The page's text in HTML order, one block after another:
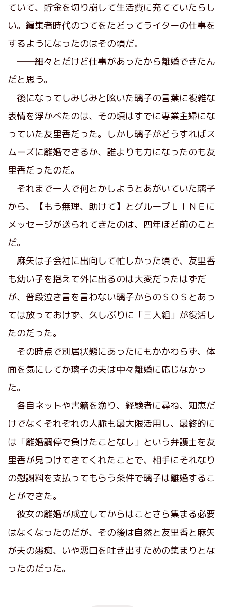
ていて、貯金を切り崩して生活費に充てていたらし
い。編集者時代のつてをたどってライターの仕事を
するようになったのはその頃だ。
──細々とだけど仕事があったから離婚できたん
だと思う。
後になってしみじみと呟いた璃子の言葉に複雑な
表情を浮かべたのは、その頃はすでに専業主婦にな
っていた友里香だった。しかし璃子がどうすればス
ムーズに離婚できるか、誰よりも力になったのも友
里香だったのだ。
それまで一人で何とかしようとあがいていた璃子
から、【もう無理、助けて】とグループＬＩＮＥに
メッセージが送られてきたのは、四年ほど前のこと
だ。
麻矢は子会社に出向して忙しかった頃で、友里香
も幼い子を抱えて外に出るのは大変だったはずだ
が、普段泣き言を言わない璃子からのＳＯＳとあっ
ては放っておけず、久しぶりに「三人組」が復活し
たのだった。
その時点で別居状態にあったにもかかわらず、体
面を気にしてか璃子の夫は中々離婚に応じなかっ
た。
各自ネットや書籍を漁り、経験者に尋ね、知恵だ
けでなくそれぞれの人脈も最大限活用し、最終的に
は「離婚調停で負けたことなし」という弁護士を友
里香が見つけてきてくれたことで、相手にそれなり
の慰謝料を支払ってもらう条件で璃子は離婚するこ
とができた。
彼女の離婚が成立してからはことさら集まる必要
はなくなったのだが、その後は自然と友里香と麻矢
が夫の愚痴、いや悪口を吐き出すための集まりとな
ったのだった。